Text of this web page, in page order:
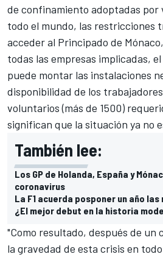
de confinamiento adoptadas por
todo el mundo, las restricciones
acceder al Principado de
todas las empresas implicadas,
puede montar las instalaciones
disponibilidad de los
voluntarios (más de 1500)
significan que la situación ya no
También lee:
Los GP de Holanda, España y
coronavirus
La F1 acuerda posponer un año las
¿El mejor debut en la historia
"Como resultado, después de un
la gravedad de esta crisis en